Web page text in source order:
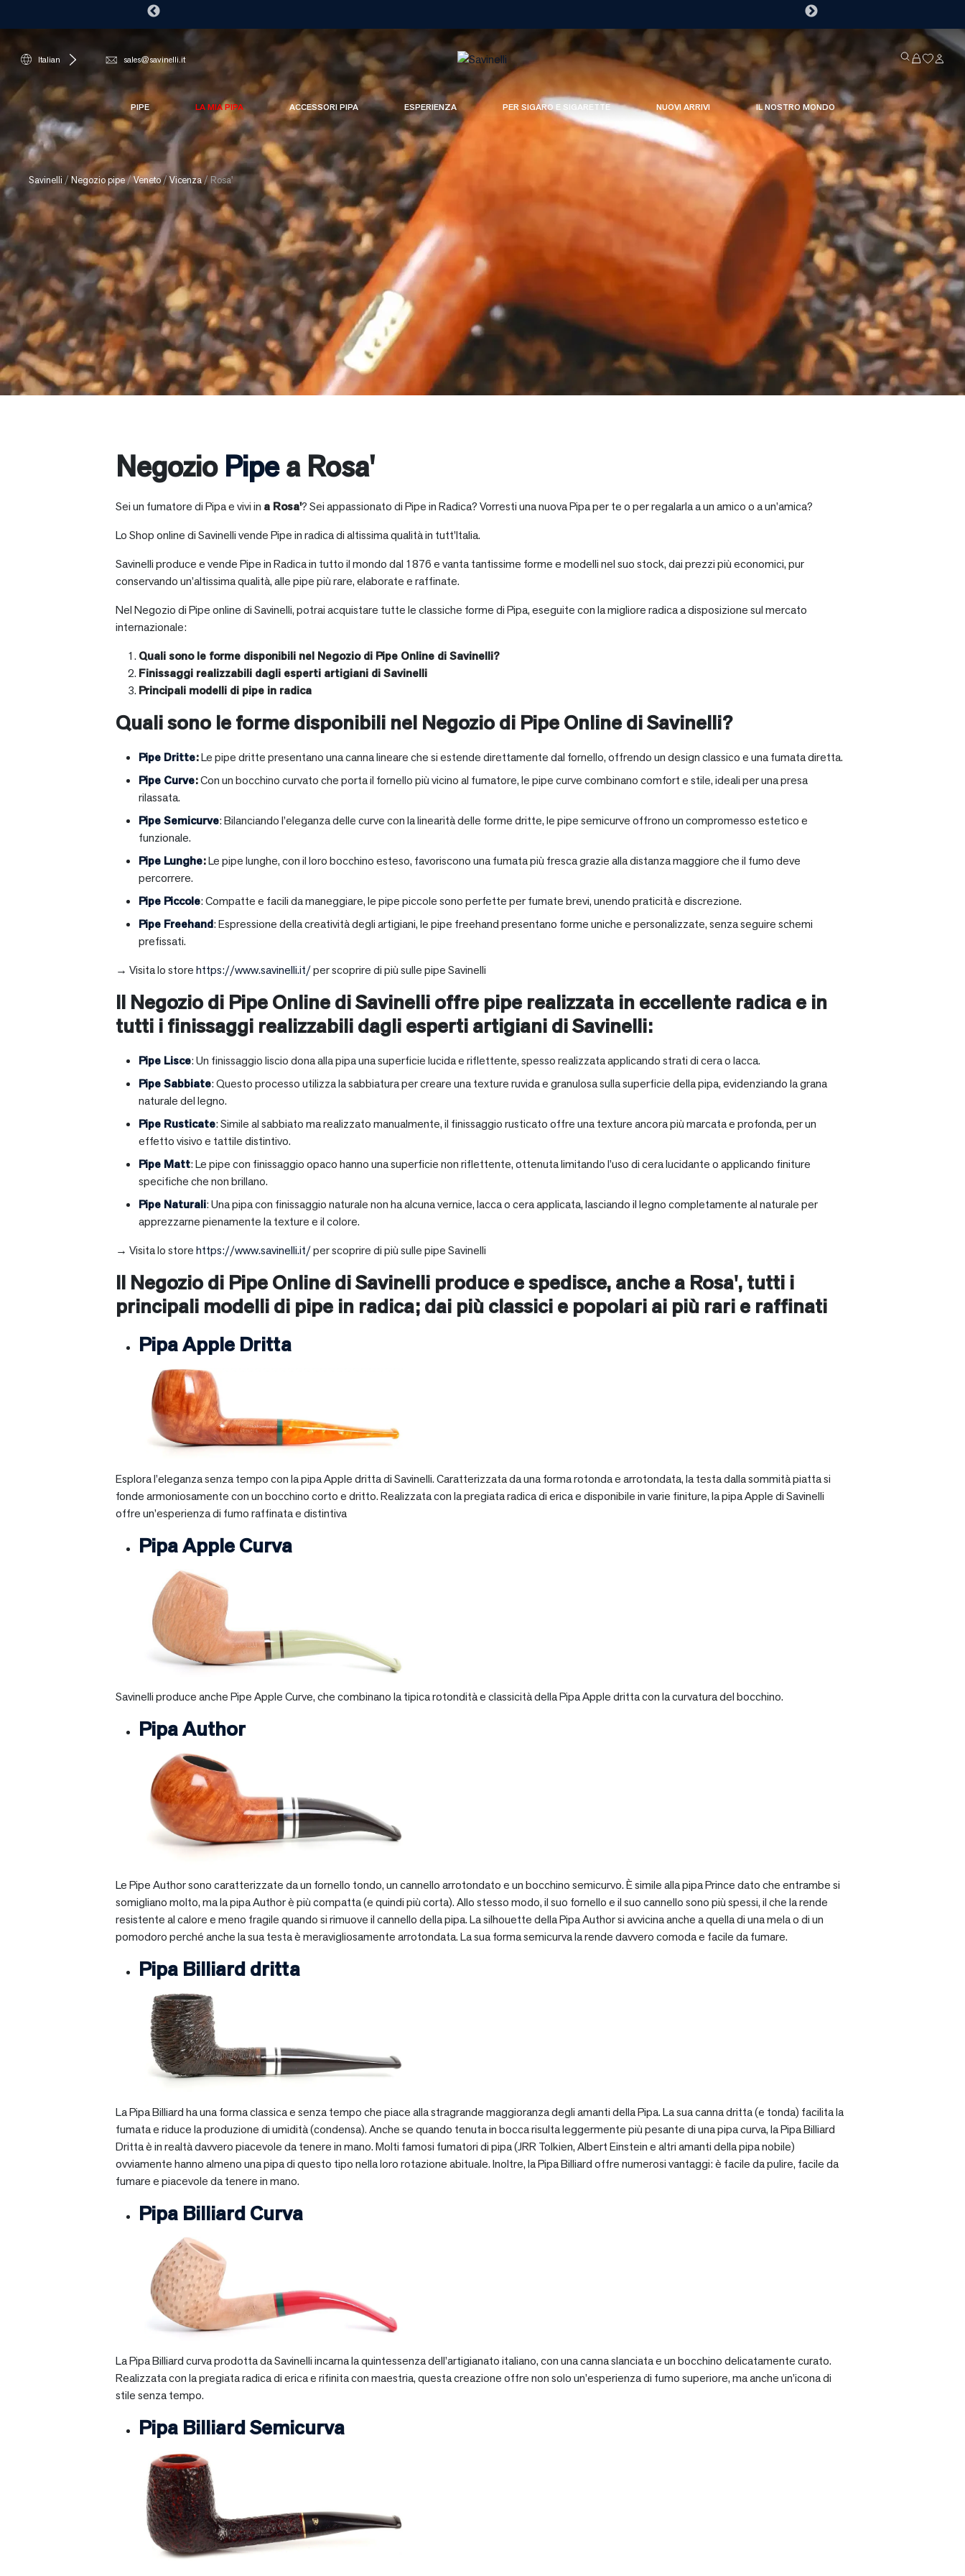
Italian sales@savinelli.it
PIPE LA MIA PIPA ACCESSORI PIPA ESPERIENZA PER SIGARO E SIGARETTE NUOVI ARRIVI IL NOSTRO MONDO
Savinelli / Negozio pipe/Veneto/Vicenza/Rosa'
Negozio Pipea Rosa'
Sei un fumatore di Pipa e vivi in a Rosa'? Sei appassionato di Pipe in Radica? Vorresti una nuova Pipa per te o per regalarla a un amico o a un’amica?
Lo Shop online di Savinelli vende Pipe in radica di altissima qualità in tutt’Italia.
Savinelli produce e vende Pipe in Radica in tutto il mondo dal 1876 e vanta tantissime forme e modelli nel suo stock, dai prezzi più economici, pur
conservando un’altissima qualità, alle pipe più rare, elaborate e raffinate.
Nel Negozio di Pipe online di Savinelli, potrai acquistare tutte le classiche forme di Pipa, eseguite con la migliore radica a disposizione sul mercato
internazionale:
Quali sono le forme disponibili nel Negozio di Pipe Online di Savinelli?
Finissaggi realizzabili dagli esperti artigiani di Savinelli
Principali modelli di pipe in radica
Quali sono le forme disponibili nel Negozio di Pipe Online di Savinelli?
Pipe Dritte:Le pipe dritte presentano una canna lineare che si estende direttamente dal fornello, offrendo un design classico e una fumata diretta.
Pipe Curve:Con un bocchino curvato che porta il fornello più vicino al fumatore, le pipe curve combinano comfort e stile, ideali per una presa
rilassata.
Pipe Semicurve: Bilanciando l’eleganza delle curve con la linearità delle forme dritte, le pipe semicurve offrono un compromesso estetico e
funzionale.
Pipe Lunghe:Le pipe lunghe, con il loro bocchino esteso, favoriscono una fumata più fresca grazie alla distanza maggiore che il fumo deve
percorrere.
Pipe Piccole: Compatte e facili da maneggiare, le pipe piccole sono perfette per fumate brevi, unendo praticità e discrezione.
Pipe Freehand: Espressione della creatività degli artigiani, le pipe freehand presentano forme uniche e personalizzate, senza seguire schemi
prefissati.
→ Visita lo storehttps://www.savinelli.it/per scoprire di più sulle pipe Savinelli
Il Negozio di Pipe Online di Savinelli offre pipe realizzata in eccellente radica e in
tutti i finissaggi realizzabili dagli esperti artigiani di Savinelli:
Pipe Lisce: Un finissaggio liscio dona alla pipa una superficie lucida e riflettente, spesso realizzata applicando strati di cera o lacca.
Pipe Sabbiate: Questo processo utilizza la sabbiatura per creare una texture ruvida e granulosa sulla superficie della pipa, evidenziando la grana
naturale del legno.
Pipe Rusticate: Simile al sabbiato ma realizzato manualmente, il finissaggio rusticato offre una texture ancora più marcata e profonda, per un
effetto visivo e tattile distintivo.
Pipe Matt: Le pipe con finissaggio opaco hanno una superficie non riflettente, ottenuta limitando l’uso di cera lucidante o applicando finiture
specifiche che non brillano.
Pipe Naturali: Una pipa con finissaggio naturale non ha alcuna vernice, lacca o cera applicata, lasciando il legno completamente al naturale per
apprezzarne pienamente la texture e il colore.
→ Visita lo storehttps://www.savinelli.it/per scoprire di più sulle pipe Savinelli
Il Negozio di Pipe Online di Savinelli produce e spedisce, anche a Rosa', tutti i
principali modelli di pipe in radica; dai più classici e popolari ai più rari e raffinati
Pipa Apple Dritta
Esplora l’eleganza senza tempo con la pipa Apple dritta di Savinelli. Caratterizzata da una forma rotonda e arrotondata, la testa dalla sommità piatta si
fonde armoniosamente con un bocchino corto e dritto. Realizzata con la pregiata radica di erica e disponibile in varie finiture, la pipa Apple di Savinelli
offre un’esperienza di fumo raffinata e distintiva
Pipa Apple Curva
Savinelli produce anche Pipe Apple Curve, che combinano la tipica rotondità e classicità della Pipa Apple dritta con la curvatura del bocchino.
Pipa Author
Le Pipe Author sono caratterizzate da un fornello tondo, un cannello arrotondato e un bocchino semicurvo. È simile alla pipa Prince dato che entrambe si
somigliano molto, ma la pipa Author è più compatta (e quindi più corta). Allo stesso modo, il suo fornello e il suo cannello sono più spessi, il che la rende
resistente al calore e meno fragile quando si rimuove il cannello della pipa. La silhouette della Pipa Author si avvicina anche a quella di una mela o di un
pomodoro perché anche la sua testa è meravigliosamente arrotondata. La sua forma semicurva la rende davvero comoda e facile da fumare.
Pipa Billiard dritta
La Pipa Billiard ha una forma classica e senza tempo che piace alla stragrande maggioranza degli amanti della Pipa. La sua canna dritta (e tonda) facilita la
fumata e riduce la produzione di umidità (condensa). Anche se quando tenuta in bocca risulta leggermente più pesante di una pipa curva, la Pipa Billiard
Dritta è in realtà davvero piacevole da tenere in mano. Molti famosi fumatori di pipa (JRR Tolkien, Albert Einstein e altri amanti della pipa nobile)
ovviamente hanno almeno una pipa di questo tipo nella loro rotazione abituale. Inoltre, la Pipa Billiard offre numerosi vantaggi: è facile da pulire, facile da
fumare e piacevole da tenere in mano.
Pipa Billiard Curva
La Pipa Billiard curva prodotta da Savinelli incarna la quintessenza dell’artigianato italiano, con una canna slanciata e un bocchino delicatamente curato.
Realizzata con la pregiata radica di erica e rifinita con maestria, questa creazione offre non solo un’esperienza di fumo superiore, ma anche un’icona di
stile senza tempo.
Pipa Billiard Semicurva